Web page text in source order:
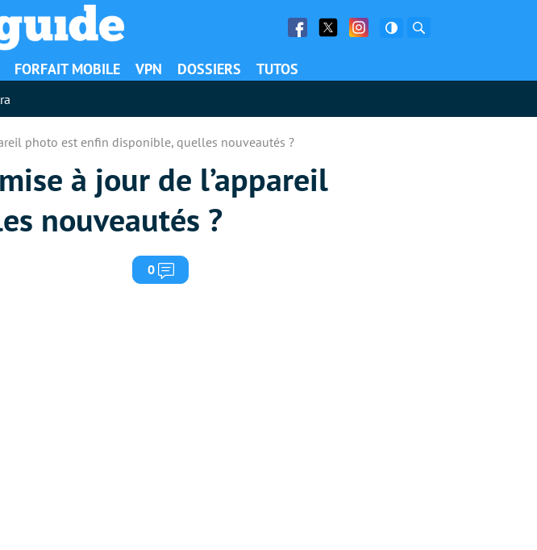
Facebook
Twitter Facebook
FORFAIT MOBILE VPN DOSSIERS TUTOS
photo est enfin disponible, quelles nouveautés ?
à jour de l’appareil
nouveautés ?
0 Commentaires